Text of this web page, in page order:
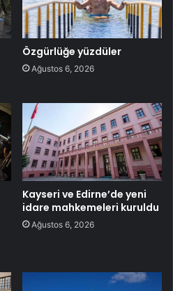
Özgürlüğe yüzdüler
Ağustos 6, 2026
Kayseri ve Edirne’de yeni
idare mahkemeleri kuruldu
Ağustos 6, 2026